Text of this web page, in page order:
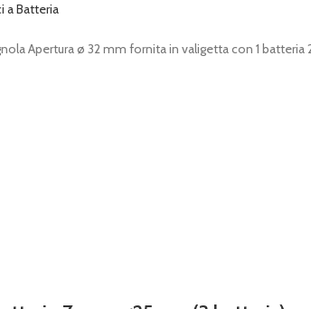
a Batteria
Apertura ø 32 mm fornita in valigetta con 1 batteria